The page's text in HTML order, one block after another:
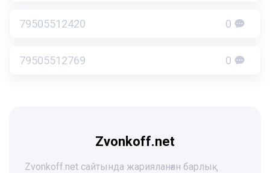
79505512420 0
79505512769 0
Zvonkoff.net
Zvonkoff.net сайтында жарияланған барлық